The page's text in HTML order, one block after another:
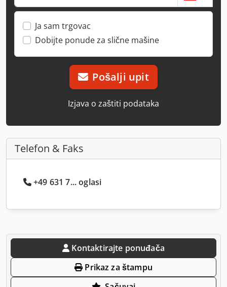
Ja sam trgovac
Dobijte ponude za slične mašine
Pošalji upit
Izjava o zaštiti podataka
Telefon & Faks
+49 631 7... oglasi
Kontaktirajte ponuđača
Prikaz za štampu